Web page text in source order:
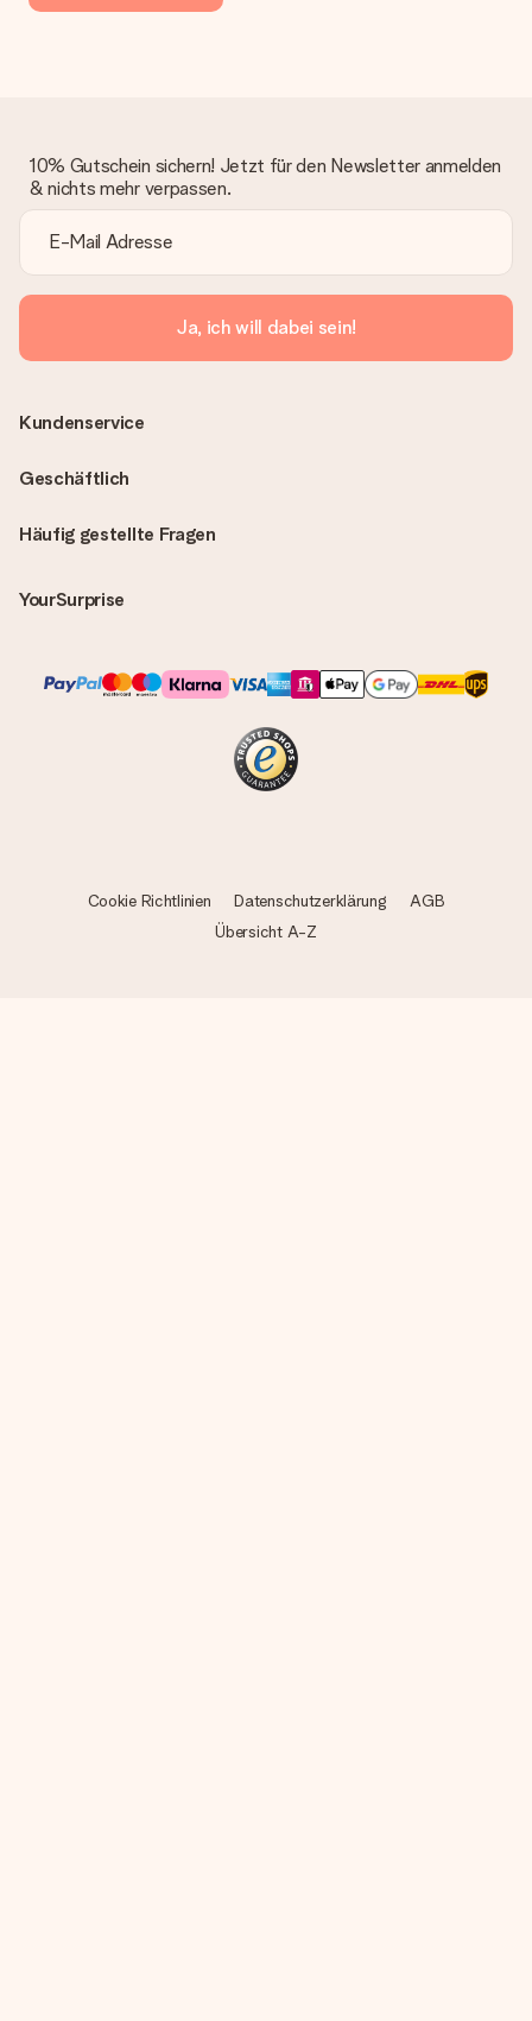
10% Gutschein sichern! Jetzt für den Newsletter anmelden
& nichts mehr verpassen.
Ja, ich will dabei sein!
Häufig gestellte Fragen
YourSurprise
Kundenservice
Geschäftlich
Cookie Richtlinien Datenschutzerklärung
AGB
Übersicht A-Z